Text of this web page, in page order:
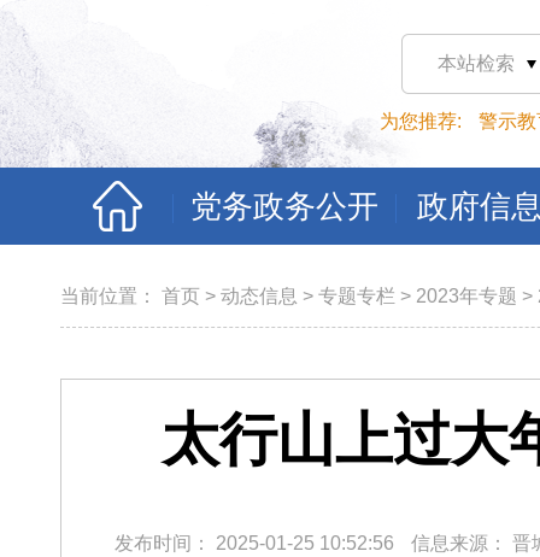
本站检索
为您推荐: 警示教
党务政务公开 政府信
当前位置： 首页 > 动态信息 > 专题专栏 > 2023年专题 >
太行山上过大
发布时间： 2025-01-25 10:52:56 信息来源： 晋